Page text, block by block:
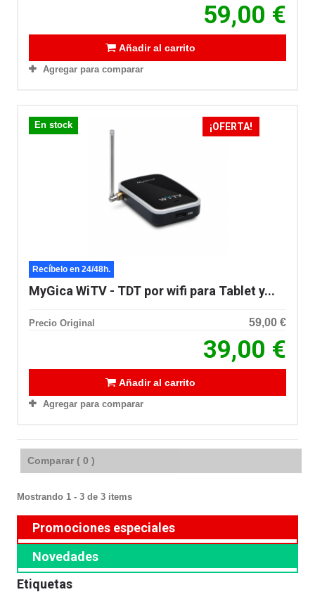
59,00 €
Añadir al carrito
Agregar para comparar
En stock ¡OFERTA!
Recíbelo en 24/48h.
MyGica WiTV - TDT por wifi para Tablet y...
Precio Original 59,00 €
39,00 €
Añadir al carrito
Agregar para comparar
Comparar ( 0 )
Mostrando 1 - 3 de 3 items
Promociones especiales
Novedades
Etiquetas